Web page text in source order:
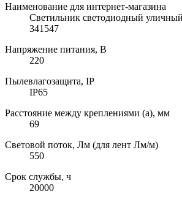
Наименование для интернет-магазина
Светильник светодиодный
341547
Напряжение питания, В
220
Пылевлагозащита, IP
IP65
Расстояние между креплениями (a), мм
69
Световой поток, Лм (для лент Лм/м)
550
Срок службы, ч
20000